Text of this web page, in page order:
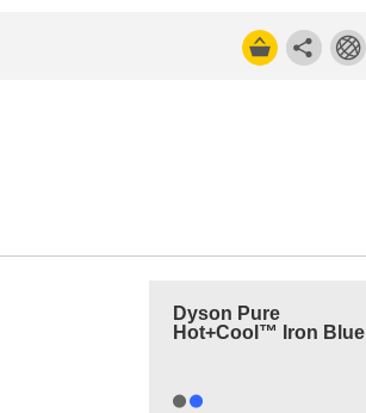
Dyson Pure
Hot+Cool™ Iron Blue